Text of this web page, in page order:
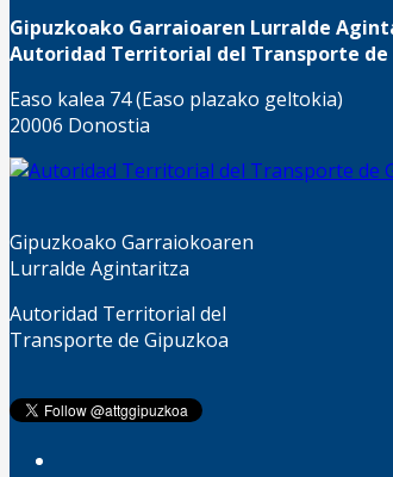
Gipuzkoako Garraioaren Lurralde
Autoridad Territorial del Transporte de
Easo kalea 74 (Easo plazako geltokia)
20006 Donostia
Gipuzkoako Garraiokoaren
Lurralde Agintaritza
Autoridad Territorial del
Transporte de Gipuzkoa